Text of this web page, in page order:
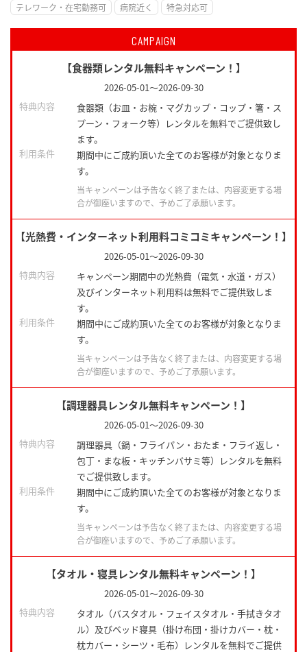
テレワーク・在宅勤務可
病院近く 特急対応可
CAMPAIGN
【食器類レンタル無料キャンペーン！】
2026-05-01～2026-09-30
特典内容
食器類（お皿・お椀・マグカップ・コップ・箸・ス
プーン・フォーク等）レンタルを無料でご提供致し
ます。
利用条件
期間中にご成約頂いた全てのお客様が対象となりま
す。
当キャンペーンは予告なく終了または、内容変更する場
合が御座いますので、予めご了承願います。
【光熱費・インターネット利用料コミコミキャンペーン！】
2026-05-01～2026-09-30
特典内容
キャンペーン期間中の光熱費（電気・水道・ガス）
及びインターネット利用料は無料でご提供致しま
す。
利用条件
期間中にご成約頂いた全てのお客様が対象となりま
す。
当キャンペーンは予告なく終了または、内容変更する場
合が御座いますので、予めご了承願います。
【調理器具レンタル無料キャンペーン！】
2026-05-01～2026-09-30
特典内容
調理器具（鍋・フライパン・おたま・フライ返し・
包丁・まな板・キッチンバサミ等）レンタルを無料
でご提供致します。
利用条件
期間中にご成約頂いた全てのお客様が対象となりま
す。
当キャンペーンは予告なく終了または、内容変更する場
合が御座いますので、予めご了承願います。
【タオル・寝具レンタル無料キャンペーン！】
2026-05-01～2026-09-30
特典内容
タオル（バスタオル・フェイスタオル・手拭きタオ
ル）及びベッド寝具（掛け布団・掛けカバー・枕・
枕カバー・シーツ・毛布）レンタルを無料でご提供